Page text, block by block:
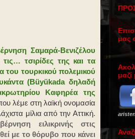
Σαμαρά-Βενιζέλου
τσιρίδες της και τα
του τουρκικού πολεμικού
(Büyükada δηλαδή
Καφηρέα της
λέμε στη λαϊκή ονομασία
μίλια από την Αττική.
ειλικρινής στις
με το θόρυβο που κάνει
μας
μαζί